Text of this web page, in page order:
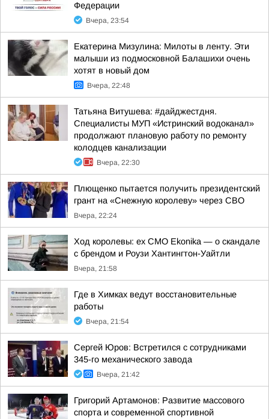
Федерации
Вчера, 23:54
Екатерина Мизулина: Милоты в ленту. Эти
малыши из подмосковной Балашихи очень
хотят в новый дом
Вчера, 22:48
Татьяна Витушева: #дайджестдня.
Специалисты МУП «Истринский водоканал»
продолжают плановую работу по ремонту
колодцев канализации
Вчера, 22:30
Плющенко пытается получить президентский
грант на «Снежную королеву» через СВО
Вчера, 22:24
Ход королевы: ex CMO Ekonika — о скандале
с брендом и Роузи Хантингтон-Уайтли
Вчера, 21:58
Где в Химках ведут восстановительные
работы
Вчера, 21:54
Сергей Юров: Встретился с сотрудниками
345-го механического завода
Вчера, 21:42
Григорий Артамонов: Развитие массового
спорта и современной спортивной